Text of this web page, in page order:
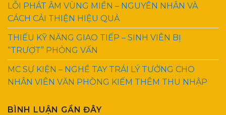
LỖI PHÁT ÂM VÙNG MIỀN – NGUYÊN NHÂN VÀ
CÁCH CẢI THIỆN HIỆU QUẢ
THIẾU KỸ NĂNG GIAO TIẾP – SINH VIÊN BỊ
“TRƯỢT” PHỎNG VẤN
MC SỰ KIỆN – NGHỀ TAY TRÁI LÝ TƯỞNG CHO
NHÂN VIÊN VĂN PHÒNG KIẾM THÊM THU NHẬP
BÌNH LUẬN GẦN ĐÂY